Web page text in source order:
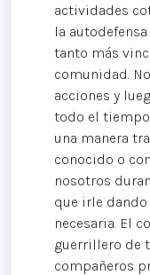
actividades
la
tanto más
comunidad.
acciones y
todo el
una manera
conocido o
nosotros
que irle
necesaria. El
guerrillero de
compañeros